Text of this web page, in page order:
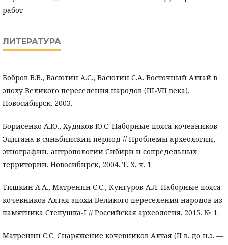
работ
ЛИТЕРАТУРА
Бобров В.В., Васютин А.С., Васютин С.А. Восточный Алтай в
эпоху Великого переселения народов (III-VII века).
Новосибирск, 2003.
Борисенко А.Ю., Худяков Ю.С. Наборные пояса кочевников
Эдигана в сяньбийский период // Проблемы археологии,
этнографии, антропологии Сибири и сопредельных
территорий. Новосибирск, 2004. Т. X, ч. 1.
Тишкин А.А., Матренин С.С., Кунгуров А.Л. Наборные пояса
кочевников Алтая эпохи Великого переселения народов из
памятника Степушка-I // Российская археология. 2015. № 1.
Матренин С.С. Снаряжение кочевников Алтая (II в. до н.э. —